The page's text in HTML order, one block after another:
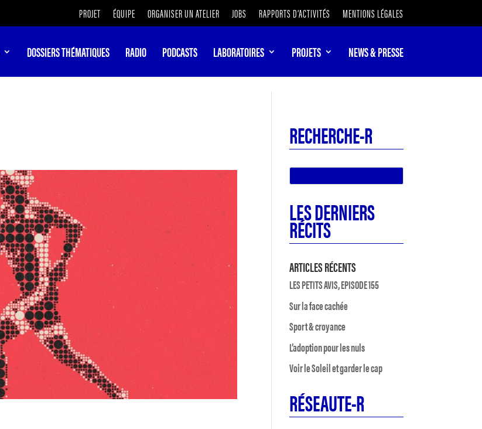
PROJET ÉQUIPE ORGANISER UN ATELIER JOBS RAPPORTS D’ACTIVITÉS MENTIONS LÉGALES
DOSSIERS THÉMATIQUES RADIO PODCASTS LABORATOIRES PROJETS NEWS & PRESSE
RECHERCHE-R
LES DERNIERS
RÉCITS
ARTICLES RÉCENTS
LES PETITS AVIS, EPISODE 155
Sur la face cachée
Sport & croyance
L’adoption pour les nuls
Voir le Soleil et garder le cap
RÉSEAUTE-R